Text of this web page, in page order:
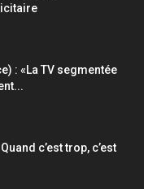
: «La TV segmentée
c’est trop, c’est